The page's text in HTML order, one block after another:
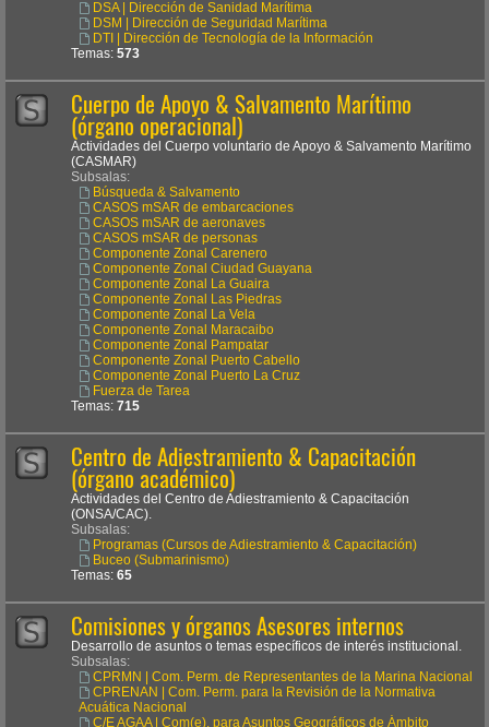
DSA | Dirección de Sanidad Marítima
DSM | Dirección de Seguridad Marítima
DTI | Dirección de Tecnología de la Información
Temas: 573
Cuerpo de Apoyo & Salvamento Marítimo
(órgano operacional)
Actividades del Cuerpo voluntario de Apoyo & Salvamento Marítimo
(CASMAR)
Subsalas:
Búsqueda & Salvamento
CASOS mSAR de embarcaciones
CASOS mSAR de aeronaves
CASOS mSAR de personas
Componente Zonal Carenero
Componente Zonal Ciudad Guayana
Componente Zonal La Guaira
Componente Zonal Las Piedras
Componente Zonal La Vela
Componente Zonal Maracaibo
Componente Zonal Pampatar
Componente Zonal Puerto Cabello
Componente Zonal Puerto La Cruz
Fuerza de Tarea
Temas: 715
Centro de Adiestramiento & Capacitación
(órgano académico)
Actividades del Centro de Adiestramiento & Capacitación
(ONSA/CAC).
Subsalas:
Programas (Cursos de Adiestramiento & Capacitación)
Buceo (Submarinismo)
Temas: 65
Comisiones y órganos Asesores internos
Desarrollo de asuntos o temas específicos de interés institucional.
Subsalas:
CPRMN | Com. Perm. de Representantes de la Marina Nacional
CPRENAN | Com. Perm. para la Revisión de la Normativa
Acuática Nacional
C/E AGAA | Com(e). para Asuntos Geográficos de Ámbito